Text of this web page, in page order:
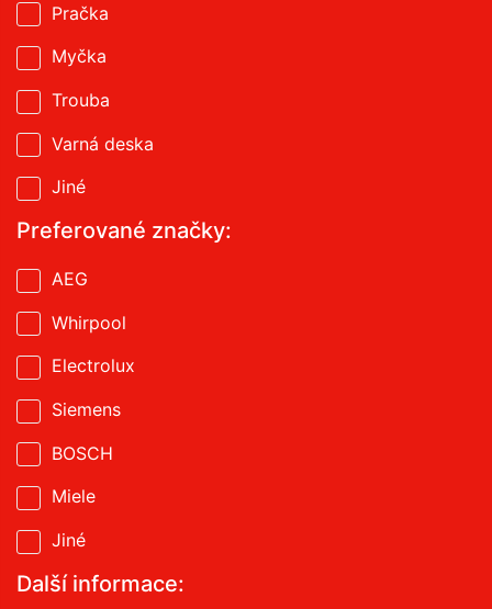
Pračka
Myčka
Trouba
Varná deska
Jiné
Preferované značky:
AEG
Whirpool
Electrolux
Siemens
BOSCH
Miele
Jiné
Další informace: